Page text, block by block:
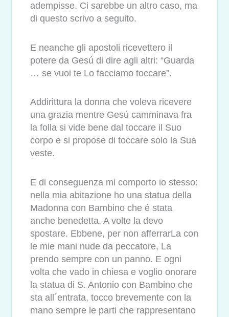
adempisse. Ci sarebbe un altro caso, ma
di questo scrivo a seguito.
E neanche gli apostoli ricevettero il
potere da Gesú di dire agli altri: “Guarda
… se vuoi te Lo facciamo toccare”.
Addirittura la donna che voleva ricevere
una grazia mentre Gesú camminava fra
la folla si vide bene dal toccare il Suo
corpo e si propose di toccare solo la Sua
veste.
E di conseguenza mi comporto io stesso:
nella mia abitazione ho una statua della
Madonna con Bambino che é stata
anche benedetta. A volte la devo
spostare. Ebbene, per non afferrarLa con
le mie mani nude da peccatore, La
prendo sempre con un panno. E ogni
volta che vado in chiesa e voglio onorare
la statua di S. Antonio con Bambino che
sta all´entrata, tocco brevemente con la
mano sempre le parti che rappresentano